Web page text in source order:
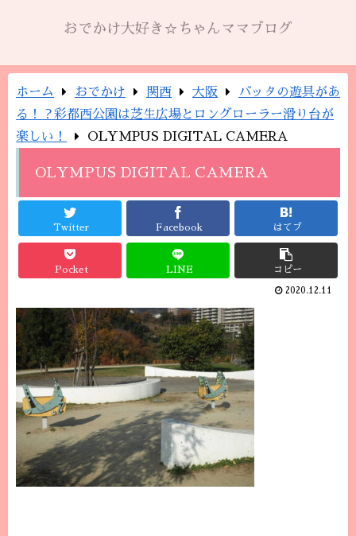
おでかけ大好き☆ちゃんママブログ
ホーム おでかけ 関西 大阪
バッタの遊具があ
る！？彩都西公園は芝生広場とロングローラー滑り台が
楽しい！
OLYMPUS DIGITAL CAMERA
OLYMPUS DIGITAL CAMERA
Twitter Facebook はてブ
Pocket LINE コピー
2020.12.11